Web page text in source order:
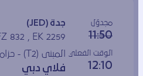
مجدوَل
11:50
جدة (JED)
FZ 832 , EK 2259
الوقت الفعلي
12:10
المبنى (T2) - حزام الأمتعة (6)
فلاي دبي